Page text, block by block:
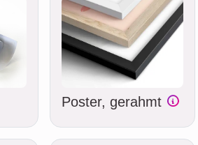
Poster, gerahmt